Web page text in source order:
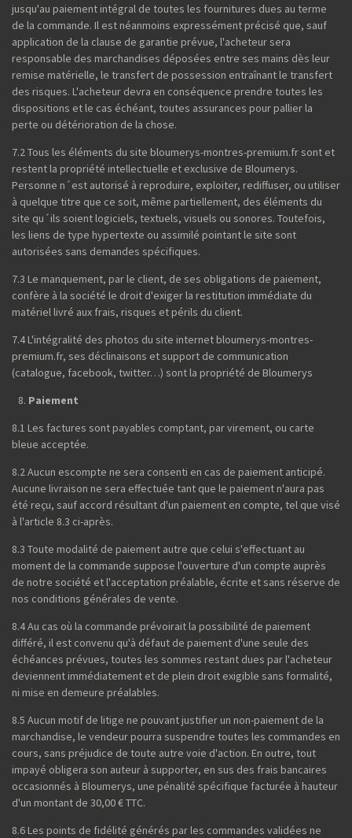
jusqu'au paiement intégral de toutes les fournitures dues au terme
de la commande. Il est néanmoins expressément précisé que, sauf
application de la clause de garantie prévue, l'acheteur sera
responsable des marchandises déposées entre ses mains dès leur
remise matérielle, le transfert de possession entraînant le transfert
des risques. L'acheteur devra en conséquence prendre toutes les
dispositions et le cas échéant, toutes assurances pour pallier la
perte ou détérioration de la chose.
7.2 Tous les éléments du site bloumerys-montres-premium.fr sont et
restent la propriété intellectuelle et exclusive de Bloumerys.
Personne n´est autorisé à reproduire, exploiter, rediffuser, ou utiliser
à quelque titre que ce soit, même partiellement, des éléments du
site qu´ils soient logiciels, textuels, visuels ou sonores. Toutefois,
les liens de type hypertexte ou assimilé pointant le site sont
autorisées sans demandes spécifiques.
7.3 Le manquement, par le client, de ses obligations de paiement,
confère à la société le droit d'exiger la restitution immédiate du
matériel livré aux frais, risques et périls du client.
7.4 L'intégralité des photos du site internet bloumerys-montres-
premium.fr, ses déclinaisons et support de communication
(catalogue, facebook, twitter…) sont la propriété de Bloumerys
Paiement
8.1 Les factures sont payables comptant, par virement, ou carte
bleue acceptée.
8.2 Aucun escompte ne sera consenti en cas de paiement anticipé.
Aucune livraison ne sera effectuée tant que le paiement n'aura pas
été reçu, sauf accord résultant d'un paiement en compte, tel que visé
à l'article 8.3 ci-après.
8.3 Toute modalité de paiement autre que celui s'effectuant au
moment de la commande suppose l'ouverture d'un compte auprès
de notre société et l'acceptation préalable, écrite et sans réserve de
nos conditions générales de vente.
8.4 Au cas où la commande prévoirait la possibilité de paiement
différé, il est convenu qu'à défaut de paiement d'une seule des
échéances prévues, toutes les sommes restant dues par l'acheteur
deviennent immédiatement et de plein droit exigible sans formalité,
ni mise en demeure préalables.
8.5 Aucun motif de litige ne pouvant justifier un non-paiement de la
marchandise, le vendeur pourra suspendre toutes les commandes en
cours, sans préjudice de toute autre voie d'action. En outre, tout
impayé obligera son auteur à supporter, en sus des frais bancaires
occasionnés à Bloumerys, une pénalité spécifique facturée à hauteur
d'un montant de 30,00 € TTC.
8.6 Les points de fidélité générés par les commandes validées ne